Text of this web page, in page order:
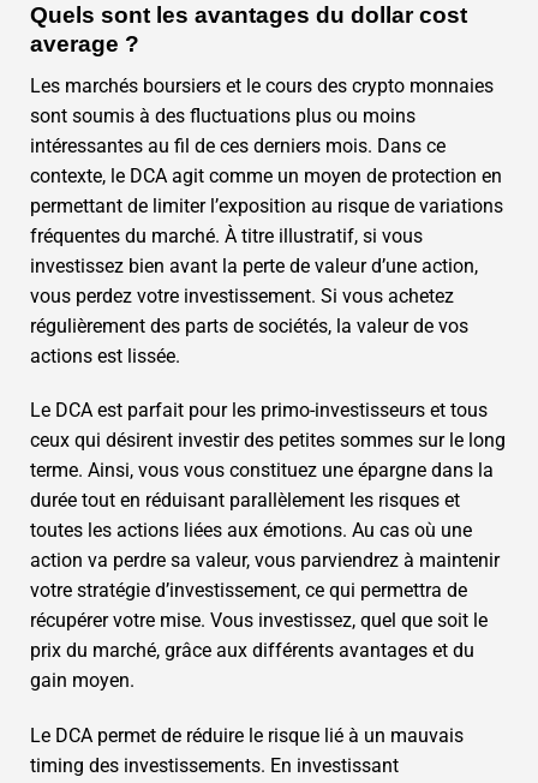
Quels sont les avantages du dollar cost
average ?
Les marchés boursiers et le cours des crypto monnaies
sont soumis à des fluctuations plus ou moins
intéressantes au fil de ces derniers mois. Dans ce
contexte, le DCA agit comme un moyen de protection en
permettant de limiter l’exposition au risque de variations
fréquentes du marché. À titre illustratif, si vous
investissez bien avant la perte de valeur d’une action,
vous perdez votre investissement. Si vous achetez
régulièrement des parts de sociétés, la valeur de vos
actions est lissée.
Le DCA est parfait pour les primo-investisseurs et tous
ceux qui désirent investir des petites sommes sur le long
terme. Ainsi, vous vous constituez une épargne dans la
durée tout en réduisant parallèlement les risques et
toutes les actions liées aux émotions. Au cas où une
action va perdre sa valeur, vous parviendrez à maintenir
votre stratégie d’investissement, ce qui permettra de
récupérer votre mise. Vous investissez, quel que soit le
prix du marché, grâce aux différents avantages et du
gain moyen.
Le DCA permet de réduire le risque lié à un mauvais
timing des investissements. En investissant